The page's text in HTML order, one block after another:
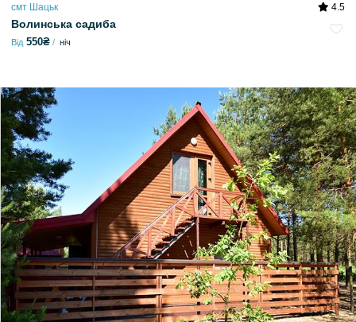
смт Шацьк 4.5
Волинська садиба
Від 550₴ ніч